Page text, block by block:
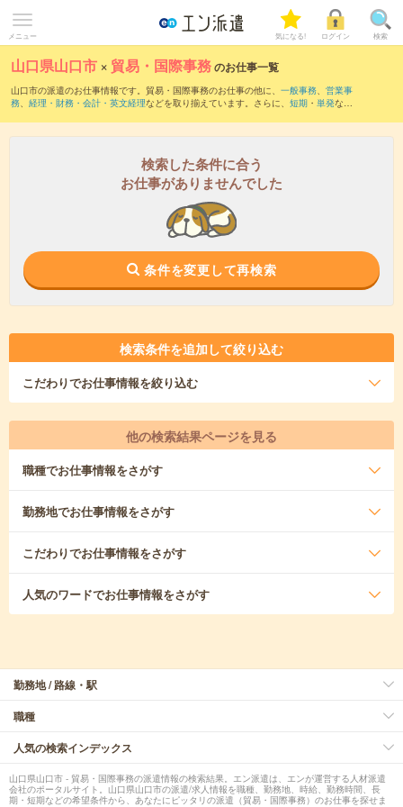
メニュー 気になる! ログイン 検索
山口県山口市 × 貿易・国際事務のお仕事一覧
山口市の派遣のお仕事情報です。貿易・国際事務のお仕事の他に、 一般事務、 営業事
務、 経理・財務・会計・英文経理などを取り揃えています。さらに、 短期 ・ 単発など
検索した条件に合う
お仕事がありませんでした
条件を変更して再検索
検索条件を追加して絞り込む
こだわりでお仕事情報を絞り込む
他の検索結果ページを見る
職種でお仕事情報をさがす
勤務地でお仕事情報をさがす
こだわりでお仕事情報をさがす
人気のワードでお仕事情報をさがす
勤務地 / 路線・駅
職種
人気の検索インデックス
山口県山口市 - 貿易・国際事務の派遣情報の検索結果。エン派遣は、エンが運営する人材派遣
会社のポータルサイト。山口県山口市の派遣/求人情報を職種、勤務地、時給、勤務時間、長
期・短期などの希望条件から、あなたにピッタリの派遣（貿易・国際事務）のお仕事を探せま